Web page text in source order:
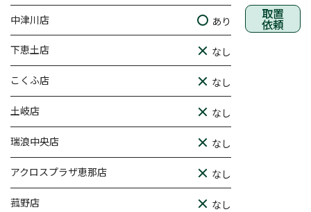
中津川店 あり 取置
依頼
下恵土店 なし
こくふ店 なし
土岐店 なし
瑞浪中央店 なし
アクロスプラザ恵那店 なし
菰野店 なし